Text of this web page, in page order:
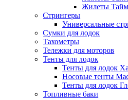
Жилеты
Стрингеры
Универсальные
Сумки для лодок
Тахометры
Тележки для моторов
Тенты для лодок
Тенты для лодок
Носовые тенты
Тенты для лодок
Топливные баки